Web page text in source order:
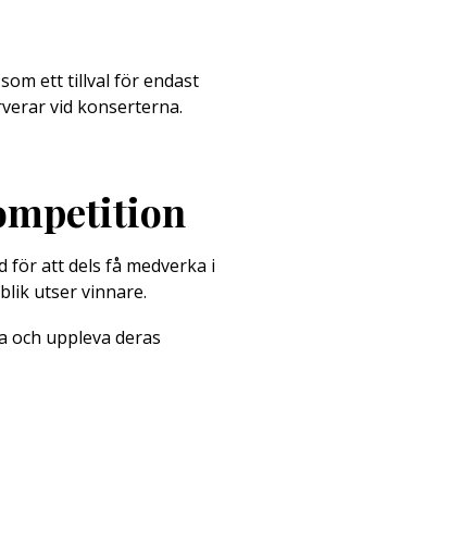
ett tillval för endast
vid konserterna.
för att dels få medverka i
utser vinnare.
och uppleva deras